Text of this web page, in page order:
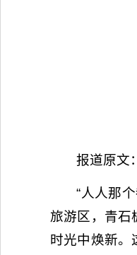
报道原文：
“人人那
旅游区，青石
时光中焕新